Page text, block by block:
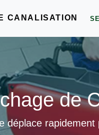
CANALISATION
de
déplace